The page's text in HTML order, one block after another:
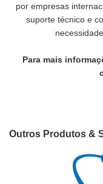
por empresas
suporte técnico e
Para mais
Outros Produtos &